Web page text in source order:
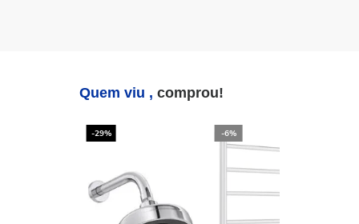
Quem viu , comprou!
-29% -6%